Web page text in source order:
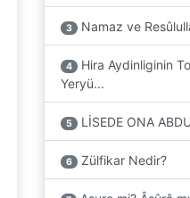
3 Namaz ve
4
Hira Aydinliginin
Yeryü...
5 LİSEDE ONA
6 Zülfikar Nedir?